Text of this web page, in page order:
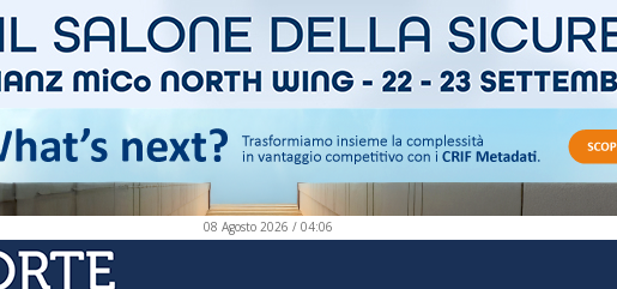
08 Agosto 2026 / 04:06